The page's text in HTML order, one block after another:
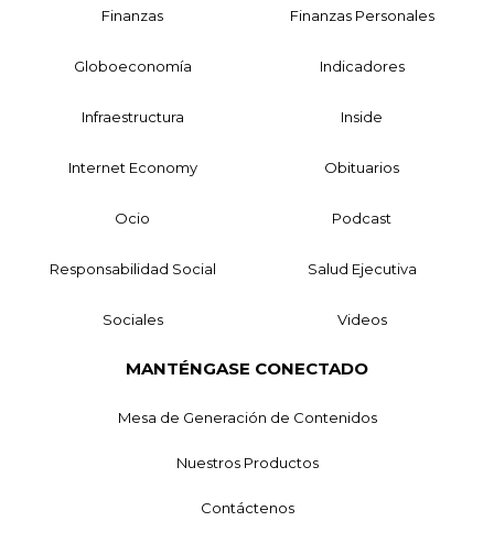
Finanzas Finanzas Personales
Globoeconomía Indicadores
Infraestructura Inside
Internet Economy Obituarios
Ocio Podcast
Responsabilidad Social Salud Ejecutiva
Sociales Videos
MANTÉNGASE CONECTADO
Mesa de Generación de Contenidos
Nuestros Productos
Contáctenos